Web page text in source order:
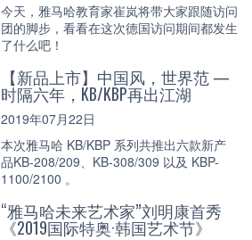
今天，雅马哈教育家崔岚将带大家跟随访问
团的脚步，看看在这次德国访问期间都发生
了什么吧！
【新品上市】中国风，世界范 —
时隔六年，KB/KBP再出江湖
2019年07月22日
本次雅马哈 KB/KBP 系列共推出六款新产
品KB-208/209、KB-308/309 以及 KBP-
1100/2100 。
“雅马哈未来艺术家”刘明康首秀
《2019国际特奥·韩国艺术节》